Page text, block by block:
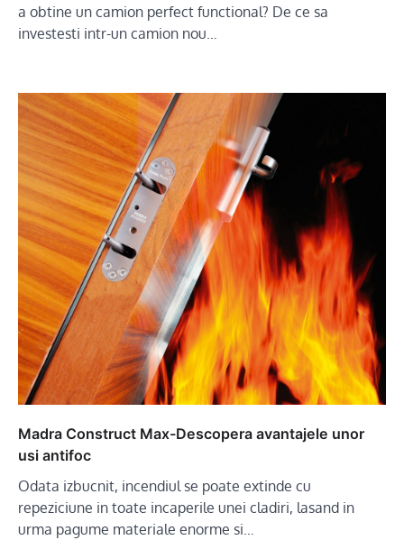
a obtine un camion perfect functional? De ce sa
investesti intr-un camion nou…
Madra Construct Max-Descopera avantajele unor
usi antifoc
Odata izbucnit, incendiul se poate extinde cu
repeziciune in toate incaperile unei cladiri, lasand in
urma pagume materiale enorme si…